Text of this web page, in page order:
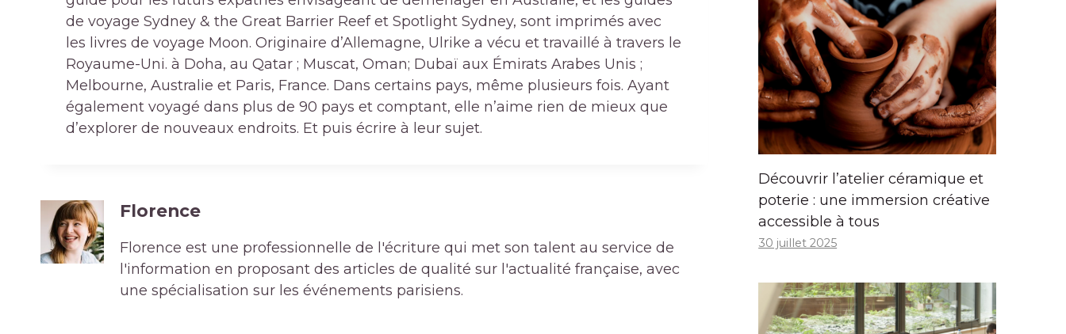
de voyage Sydney & the Great Barrier Reef et Spotlight Sydney, sont imprimés avec
les livres de voyage Moon. Originaire d’Allemagne, Ulrike a vécu et travaillé à travers le
Royaume-Uni. à Doha, au Qatar ; Muscat, Oman; Dubaï aux Émirats Arabes Unis ;
Melbourne, Australie et Paris, France. Dans certains pays, même plusieurs fois. Ayant
également voyagé dans plus de 90 pays et comptant, elle n’aime rien de mieux que
d’explorer de nouveaux endroits. Et puis écrire à leur sujet.
Florence
Florence est une professionnelle de l'écriture qui met son talent au service de
l'information en proposant des articles de qualité sur l'actualité française, avec
une spécialisation sur les événements parisiens.
Découvrir l’atelier céramique et
poterie : une immersion créative
accessible à tous
30 juillet 2025